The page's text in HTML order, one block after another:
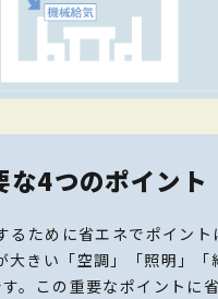
な4つのポイント
るために省エネでポイント
大きい「空調」「照明」「
。この重要なポイントに